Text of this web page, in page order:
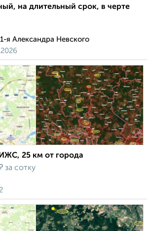
на длительный срок, в черте
я Александра Невского
25 км от города
за сотку